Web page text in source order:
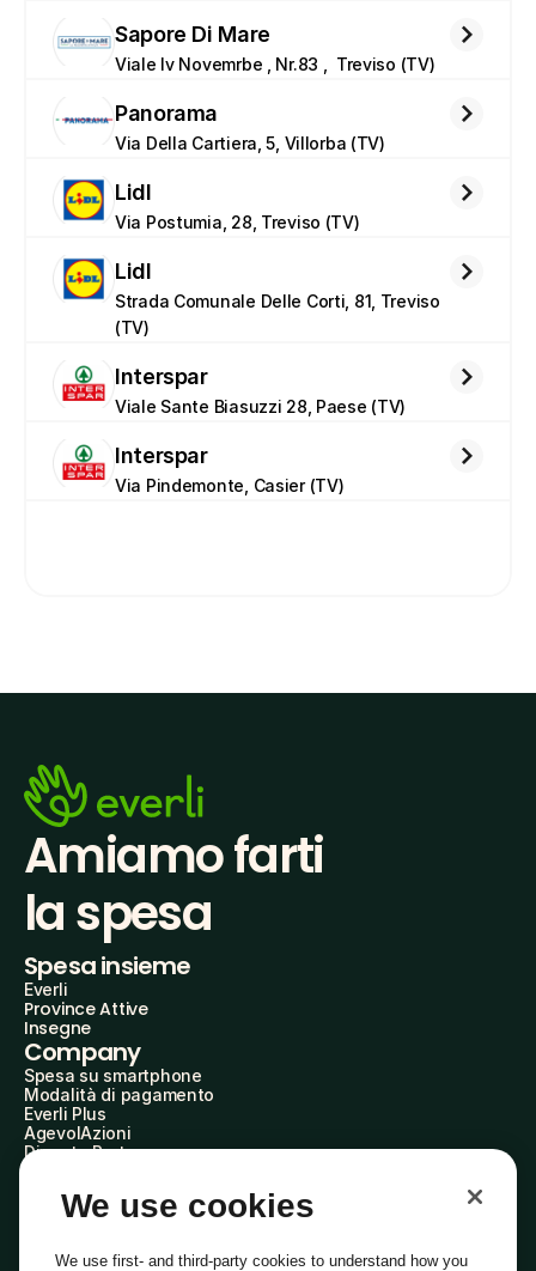
Sapore Di Mare
Viale Iv Novemrbe , Nr.83 ,  Treviso (TV)
Panorama
Via Della Cartiera, 5, Villorba (TV)
Lidl
Via Postumia, 28, Treviso (TV)
Lidl
Strada Comunale Delle Corti, 81, Treviso
(TV)
Interspar
Viale Sante Biasuzzi 28, Paese (TV)
Interspar
Via Pindemonte, Casier (TV)
Amiamo farti
la spesa
Spesa insieme
Everli
Province Attive
Insegne
Company
Spesa su smartphone
Modalità di pagamento
Everli Plus
AgevolAzioni
Diventa Partner
Everli Shoppers
About Us
Everli News
We use cookies
We use first- and third-party cookies to understand how you